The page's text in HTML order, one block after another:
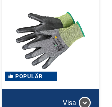
POPULÄR
Visa